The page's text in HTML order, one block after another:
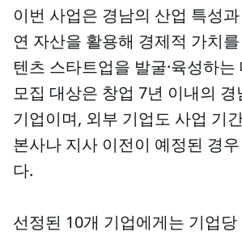
이번 사업은 경남의 산업 특성
연 자산을 활용해 경제적 가치
텐츠 스타트업을 발굴·육성하
모집 대상은 창업 7년 이내의
기업이며, 외부 기업도 사업 기
본사나 지사 이전이 예정된 경
다.
선정된 10개 기업에게는 기업당